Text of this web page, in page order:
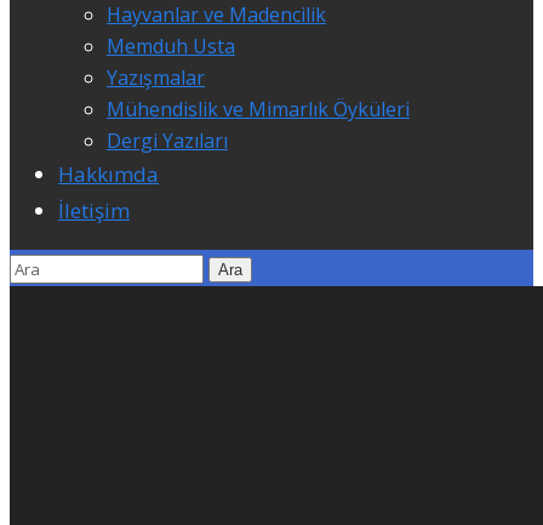
Hayvanlar ve Madencilik
Memduh Usta
Yazışmalar
Mühendislik ve Mimarlık Öyküleri
Dergi Yazıları
Hakkımda
İletişim